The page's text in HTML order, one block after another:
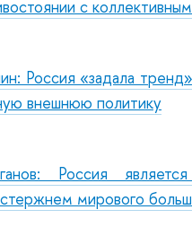
с
Россия «задала
внешнюю политику
Россия
мирового